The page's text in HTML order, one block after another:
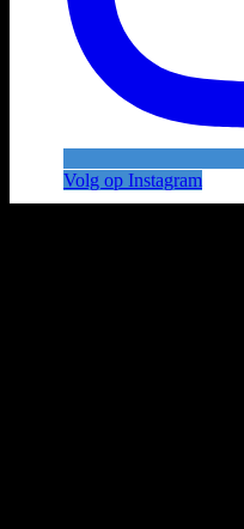
Volg op Instagram